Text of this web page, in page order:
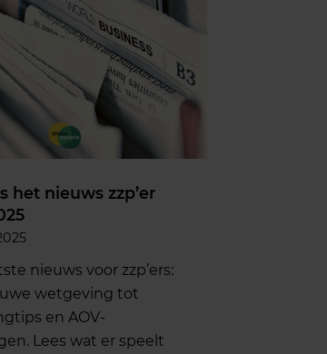
het nieuws zzp’er
nieuws voor zzp’ers:
wetgeving tot
en AOV-
Lees wat er speelt